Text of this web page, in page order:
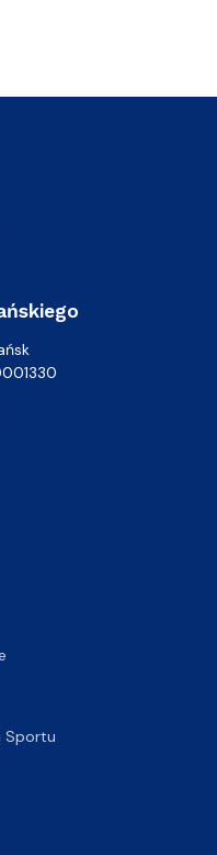
Sportu